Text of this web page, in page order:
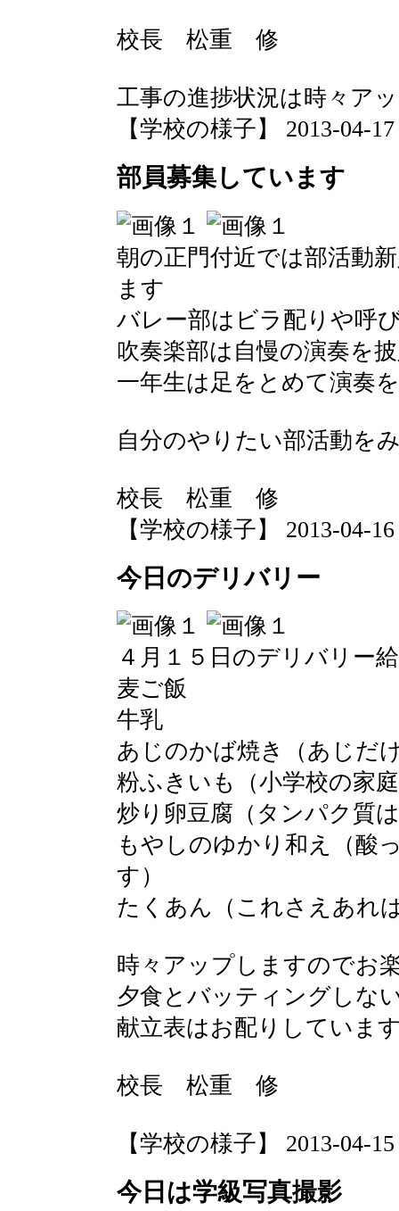
校長 松重 修
工事の進捗状況は時々ア
【学校の様子】 2013-04-
部員募集しています
朝の正門付近では部活動
ます
バレー部はビラ配りや呼
吹奏楽部は自慢の演奏を
一年生は足をとめて演奏
自分のやりたい部活動を
校長 松重 修
【学校の様子】 2013-04-
今日のデリバリー
４月１５日のデリバリー
麦ご飯
牛乳
あじのかば焼き（あじだ
粉ふきいも（小学校の家
炒り卵豆腐（タンパク質
もやしのゆかり和え（酸
す）
たくあん（これさえあれ
時々アップしますのでお
夕食とバッティングしな
献立表はお配りしていま
校長 松重 修
【学校の様子】 2013-04-
今日は学級写真撮影